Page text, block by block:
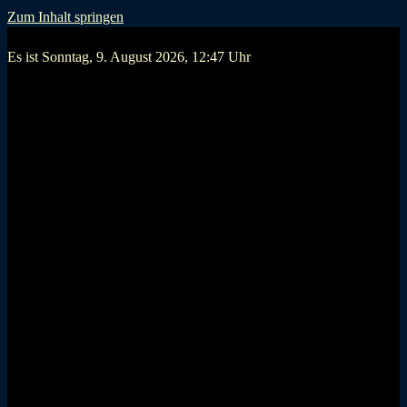
Zum Inhalt springen
Es ist Sonntag, 9. August 2026, 12:47 Uhr